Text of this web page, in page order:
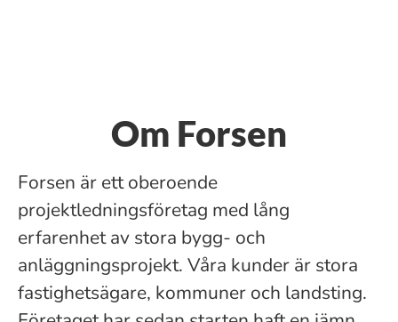
Om Forsen
Forsen är ett oberoende
projektledningsföretag med lång
erfarenhet av stora bygg- och
anläggningsprojekt. Våra kunder är stora
fastighetsägare, kommuner och landsting.